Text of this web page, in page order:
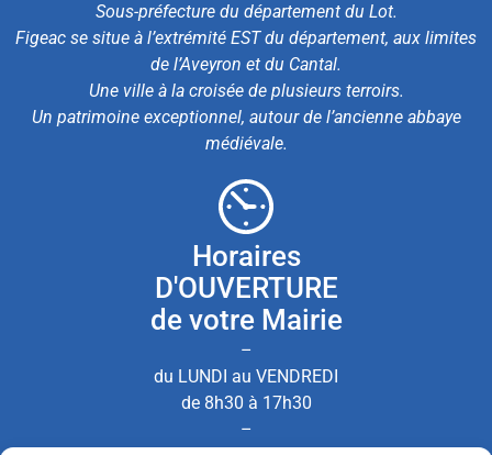
Sous-préfecture du département du Lot.
Figeac se situe à l’extrémité EST du département, aux limites
de l’Aveyron et du Cantal.
Une ville à la croisée de plusieurs terroirs.
Un patrimoine exceptionnel, autour de l’ancienne abbaye
médiévale.
Horaires
D'OUVERTURE
de votre Mairie
–
du LUNDI au VENDREDI
de 8h30 à 17h30
–